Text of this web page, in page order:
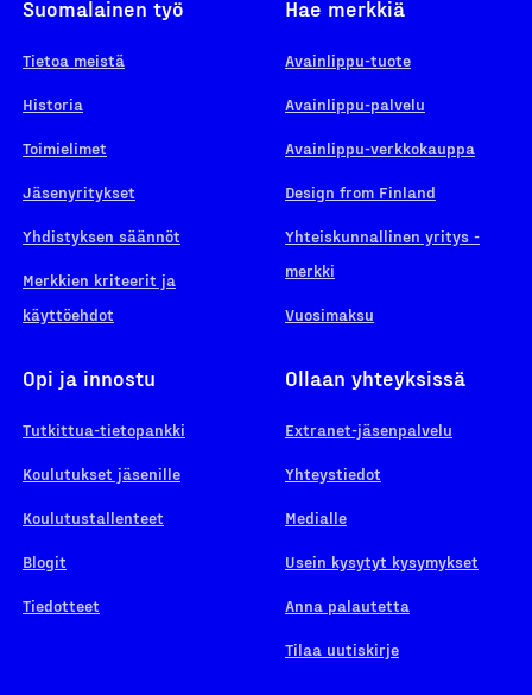
Suomalainen työ
Tietoa meistä
Historia
Toimielimet
Jäsenyritykset
Yhdistyksen säännöt
Merkkien kriteerit ja
käyttöehdot
Hae merkkiä
Avainlippu-tuote
Avainlippu-palvelu
Avainlippu-verkkokauppa
Design from Finland
Yhteiskunnallinen yritys -
merkki
Vuosimaksu
Opi ja innostu
Tutkittua-tietopankki
Koulutukset jäsenille
Koulutustallenteet
Blogit
Tiedotteet
Ollaan yhteyksissä
Extranet-jäsenpalvelu
Yhteystiedot
Medialle
Usein kysytyt kysymykset
Anna palautetta
Tilaa uutiskirje